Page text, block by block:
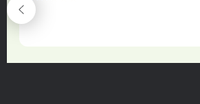
maximální spokojenost
22.06.2025